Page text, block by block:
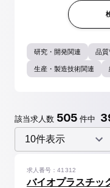
研究・開発関連 品質
生産・製造技術関連
該当求人数 505 件中
バイオプラスチッ
求人番号：41312